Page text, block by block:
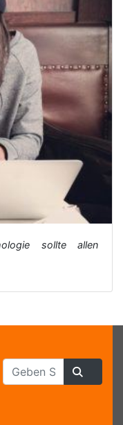
sollte allen